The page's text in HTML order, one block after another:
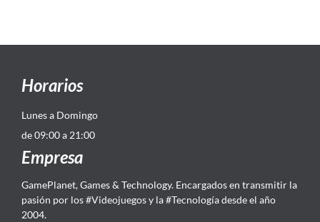
Horarios
Lunes a Domingo
de 09:00 a 21:00
Empresa
GamePlanet, Games & Technology. Encargados en transmitir la
pasión por los #Videojuegos y la #Tecnología desde el año
2004.